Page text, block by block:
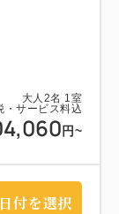
大人 2名 1 室
・サービス料込
円~
日付を選択